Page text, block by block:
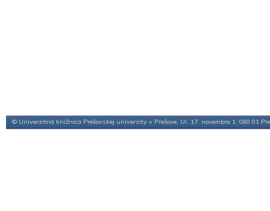
© Univerzitná knižnica Prešovskej univerzity v Prešove, Ul. 17. novembra 1, 080 01